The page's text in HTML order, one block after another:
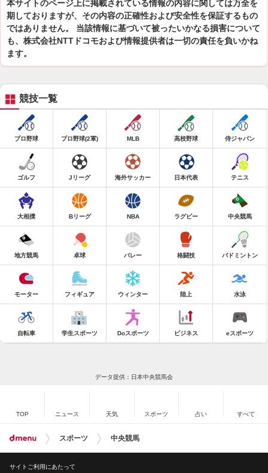
本サイトのページ上に掲載されている情報の内容に関しては万全を
期しておりますが、その内容の正確性および安全性を保証するもの
ではありません。 当該情報に基づいて被ったいかなる損害について
も、株式会社NTTドコモおよび情報提供者は一切の責任を負いかね
ます。
競技一覧
プロ野球 プロ野球(2軍) MLB 高校野球 侍ジャパン
ゴルフ Jリーグ 海外サッカー 日本代表 テニス
大相撲 Bリーグ NBA ラグビー 中央競馬
地方競馬 卓球 バレー 格闘技 バドミントン
モーター フィギュア ウィンター 陸上 水泳
自転車 学生スポーツ Doスポーツ ビジネス eスポーツ
データ提供：日本中央競馬会
TOP ニュース 天気 スポーツ 占い すべて
スポーツ 中央競馬
サイトご利用にあたって